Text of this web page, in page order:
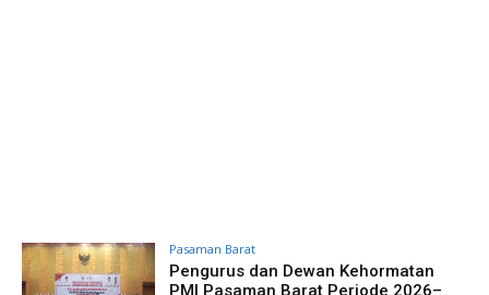
Pasaman Barat
Pengurus dan Dewan Kehormatan
PMI Pasaman Barat Periode 2026–